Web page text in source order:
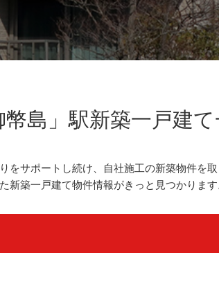
島」駅新築一戸建
をサポートし続け、自社施工の新築物件を取
新築一戸建て物件情報がきっと見つかります